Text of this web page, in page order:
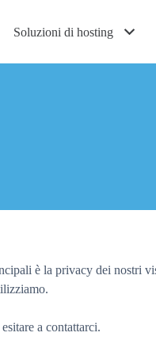
Soluzioni di hosting
è la privacy dei nostri
a contattarci.